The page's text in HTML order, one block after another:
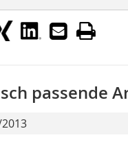
passende